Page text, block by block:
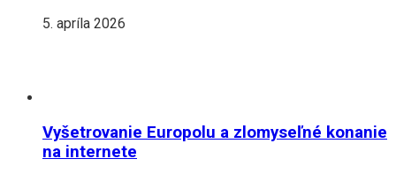
5. apríla 2026
Vyšetrovanie Europolu a zlomyseľné konanie
na internete